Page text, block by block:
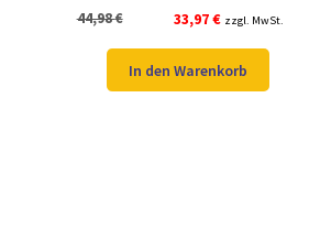
44,98€
Ursprünglicher
war:
44,98 €
33,97€Aktueller
ist:
33,97 €.
zzgl. MwSt.
In den Warenkorb